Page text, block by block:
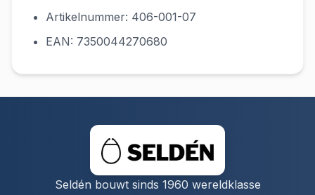
Artikelnummer: 406-001-07
EAN: 7350044270680
Seldén bouwt sinds 1960 wereldklasse